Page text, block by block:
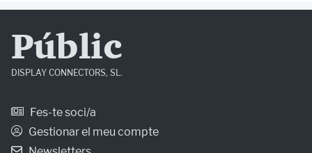
Públic
DISPLAY CONNECTORS, SL.
Fes-te soci/a
Gestionar el meu compte